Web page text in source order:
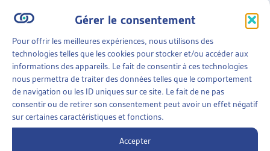
Gérer le consentement
Pour offrir les meilleures expériences, nous utilisons des
technologies telles que les cookies pour stocker et/ou accéder aux
informations des appareils. Le fait de consentir à ces technologies
nous permettra de traiter des données telles que le comportement
de navigation ou les ID uniques sur ce site. Le fait de ne pas
consentir ou de retirer son consentement peut avoir un effet négatif
sur certaines caractéristiques et fonctions.
Accepter
Autorité parentale conjointe
FAMILLES»POLITIQUE FAMILIALE»AUTORITÉ
PARENTALE CONJOINTE
L’AUTORITÉ PARENTALE CONJOINTE DEVIENDRA
LA RÈGLE – MISE EN CONSULTATION
DFJP, communiqué de presse, janv. 2009